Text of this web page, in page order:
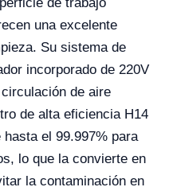
una excelente
Su sistema de
incorporado de 220V
de aire
de alta eficiencia H14
el 99.997% para
lo que la convierte en
la contaminación en